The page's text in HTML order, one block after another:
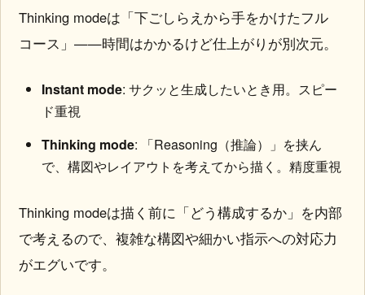
Thinking modeは「下ごしらえから手をかけたフル
コース」——時間はかかるけど仕上がりが別次元。
Instant mode: サクッと生成したいとき用。スピー
ド重視
Thinking mode: 「Reasoning（推論）」を挟ん
で、構図やレイアウトを考えてから描く。精度重視
Thinking modeは描く前に「どう構成するか」を内部
で考えるので、複雑な構図や細かい指示への対応力
がエグいです。